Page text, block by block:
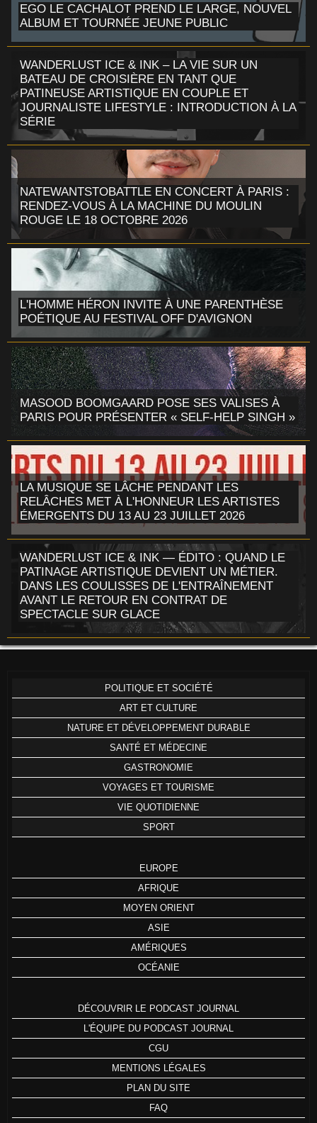
EGO LE CACHALOT PREND LE LARGE, NOUVEL
ALBUM ET TOURNÉE JEUNE PUBLIC
WANDERLUST ICE & INK – LA VIE SUR UN
BATEAU DE CROISIÈRE EN TANT QUE
PATINEUSE ARTISTIQUE EN COUPLE ET
JOURNALISTE LIFESTYLE : INTRODUCTION À LA
SÉRIE
NATEWANTSTOBATTLE EN CONCERT À PARIS :
RENDEZ-VOUS À LA MACHINE DU MOULIN
ROUGE LE 18 OCTOBRE 2026
L'HOMME HÉRON INVITE À UNE PARENTHÈSE
POÉTIQUE AU FESTIVAL OFF D'AVIGNON
MASOOD BOOMGAARD POSE SES VALISES À
PARIS POUR PRÉSENTER « SELF-HELP SINGH »
LA MUSIQUE SE LÂCHE PENDANT LES
RELÂCHES MET À L'HONNEUR LES ARTISTES
ÉMERGENTS DU 13 AU 23 JUILLET 2026
WANDERLUST ICE & INK — ÉDITO : QUAND LE
PATINAGE ARTISTIQUE DEVIENT UN MÉTIER.
DANS LES COULISSES DE L'ENTRAÎNEMENT
AVANT LE RETOUR EN CONTRAT DE
SPECTACLE SUR GLACE
POLITIQUE ET SOCIÉTÉ
ART ET CULTURE
NATURE ET DÉVELOPPEMENT DURABLE
SANTÉ ET MÉDECINE
GASTRONOMIE
VOYAGES ET TOURISME
VIE QUOTIDIENNE
SPORT
EUROPE
AFRIQUE
MOYEN ORIENT
ASIE
AMÉRIQUES
OCÉANIE
DÉCOUVRIR LE PODCAST JOURNAL
L'ÉQUIPE DU PODCAST JOURNAL
CGU
MENTIONS LÉGALES
PLAN DU SITE
FAQ